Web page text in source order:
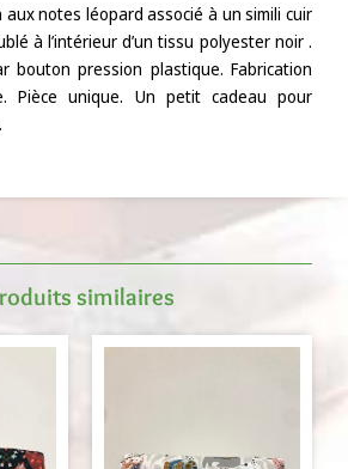
notes léopard associé à un simili cuir
à l’intérieur d’un tissu polyester noir .
bouton pression plastique. Fabrication
Pièce unique. Un petit cadeau pour
similaires